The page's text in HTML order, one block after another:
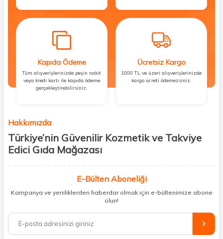
Kapıda Ödeme
Tüm alışverişlerinizde peşin nakit
veya kredi kartı ile kapıda ödeme
gerçekleştirebilirsiniz.
Ücretsiz Kargo
1000 TL ve üzeri alışverişlerinizde
kargo ücreti ödemezsiniz.
Hakkımızda
Türkiye’nin Güvenilir Kozmetik ve Takviye
Edici Gıda Mağazası
kişisel bakım hem de takviye edici gıda ürünlerini sizlerle
buluşturuyoruz. Artık mağaza mağaza dolaşmanıza gerek yok;
ihtiyacınız olan her şeyi tek bir çatı altında topluyor ve kapınıza kadar
%100 orijinal kozmetik ve sağlık ürünleriyle güzelliğinizi tamamlayabilir,
vücudunuzu desteklemek için güvenilir takviye edici gıdalara
E-Bülten Aboneliği
Kampanya ve yeniliklerden haberdar olmak için e-bültenimize abone
olun!